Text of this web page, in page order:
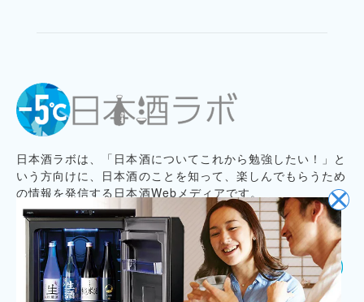
日本酒ラボは、「日本酒についてこれから勉強したい！」と
いう方向けに、日本酒のことを知って、楽しんでもらうため
の情報を発信する日本酒Webメディアです。